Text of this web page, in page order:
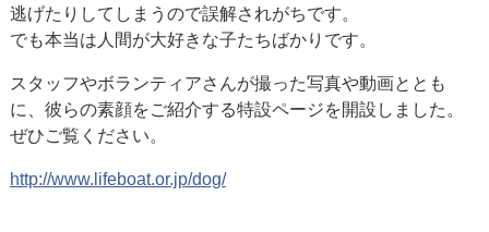
逃げたりしてしまうので誤解されがちです。
でも本当は人間が大好きな子たちばかりです。
スタッフやボランティアさんが撮った写真や動画ととも
に、彼らの素顔をご紹介する特設ページを開設しました。
ぜひご覧ください。
http://www.lifeboat.or.jp/dog/